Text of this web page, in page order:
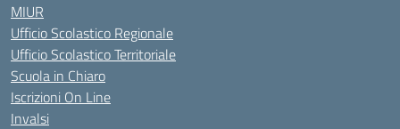
MIUR
Ufficio Scolastico Regionale
Ufficio Scolastico Territoriale
Scuola in Chiaro
Iscrizioni On Line
Invalsi